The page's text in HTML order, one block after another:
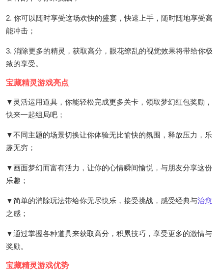
2. 你可以随时享受这场欢快的盛宴，快速上手，随时随地享受高
能冲击；
3. 消除更多的精灵，获取高分，眼花缭乱的视觉效果将带给你极
致的享受。
宝藏精灵游戏亮点
▼灵活运用道具，你能轻松完成更多关卡，领取梦幻红包奖励，
快来一起组局吧；
▼不同主题的场景切换让你体验无比愉快的氛围，释放压力，乐
趣无穷；
▼画面梦幻而富有活力，让你的心情瞬间愉悦，与朋友分享这份
乐趣；
▼简单的消除玩法带给你无尽快乐，接受挑战，感受经典与治愈
之感；
▼通过掌握各种道具来获取高分，积累技巧，享受更多的激情与
奖励。
宝藏精灵游戏优势